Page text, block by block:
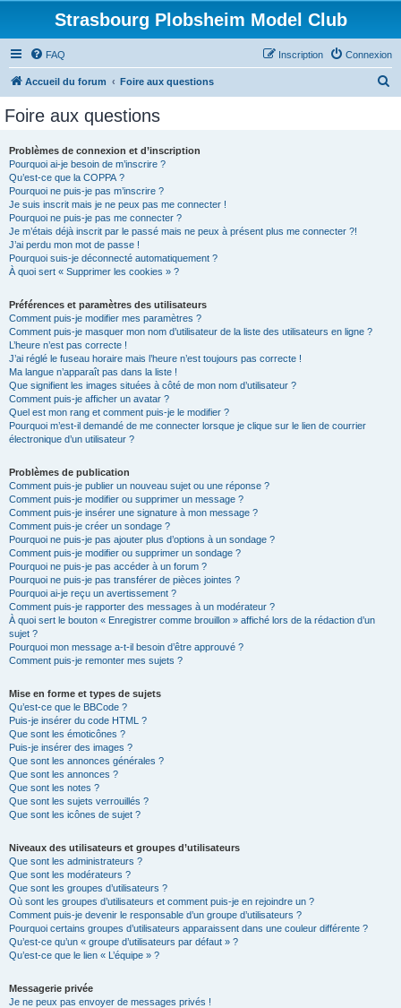
Strasbourg Plobsheim Model Club
FAQ Connexion
Inscription
Accueil du forum Foire aux questions
Foire aux questions
Problèmes de connexion et d’inscription
Pourquoi ai-je besoin de m’inscrire ?
Qu’est-ce que la COPPA ?
Pourquoi ne puis-je pas m’inscrire ?
Je suis inscrit mais je ne peux pas me connecter !
Pourquoi ne puis-je pas me connecter ?
Je m’étais déjà inscrit par le passé mais ne peux à présent plus me connecter ?!
J’ai perdu mon mot de passe !
Pourquoi suis-je déconnecté automatiquement ?
À quoi sert « Supprimer les cookies » ?
Préférences et paramètres des utilisateurs
Comment puis-je modifier mes paramètres ?
Comment puis-je masquer mon nom d’utilisateur de la liste des utilisateurs en ligne ?
L’heure n’est pas correcte !
J’ai réglé le fuseau horaire mais l’heure n’est toujours pas correcte !
Ma langue n’apparaît pas dans la liste !
Que signifient les images situées à côté de mon nom d’utilisateur ?
Comment puis-je afficher un avatar ?
Quel est mon rang et comment puis-je le modifier ?
Pourquoi m’est-il demandé de me connecter lorsque je clique sur le lien de courrier
électronique d’un utilisateur ?
Problèmes de publication
Comment puis-je publier un nouveau sujet ou une réponse ?
Comment puis-je modifier ou supprimer un message ?
Comment puis-je insérer une signature à mon message ?
Comment puis-je créer un sondage ?
Pourquoi ne puis-je pas ajouter plus d’options à un sondage ?
Comment puis-je modifier ou supprimer un sondage ?
Pourquoi ne puis-je pas accéder à un forum ?
Pourquoi ne puis-je pas transférer de pièces jointes ?
Pourquoi ai-je reçu un avertissement ?
Comment puis-je rapporter des messages à un modérateur ?
À quoi sert le bouton « Enregistrer comme brouillon » affiché lors de la rédaction d’un
sujet ?
Pourquoi mon message a-t-il besoin d’être approuvé ?
Comment puis-je remonter mes sujets ?
Mise en forme et types de sujets
Qu’est-ce que le BBCode ?
Puis-je insérer du code HTML ?
Que sont les émoticônes ?
Puis-je insérer des images ?
Que sont les annonces générales ?
Que sont les annonces ?
Que sont les notes ?
Que sont les sujets verrouillés ?
Que sont les icônes de sujet ?
Niveaux des utilisateurs et groupes d’utilisateurs
Que sont les administrateurs ?
Que sont les modérateurs ?
Que sont les groupes d’utilisateurs ?
Où sont les groupes d’utilisateurs et comment puis-je en rejoindre un ?
Comment puis-je devenir le responsable d’un groupe d’utilisateurs ?
Pourquoi certains groupes d’utilisateurs apparaissent dans une couleur différente ?
Qu’est-ce qu’un « groupe d’utilisateurs par défaut » ?
Qu’est-ce que le lien « L’équipe » ?
Messagerie privée
Je ne peux pas envoyer de messages privés !